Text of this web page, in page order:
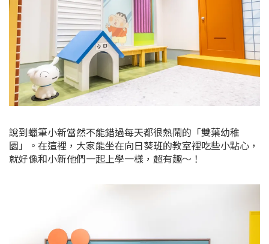
說到蠟筆小新當然不能錯過每天都很熱鬧的「雙葉幼稚
園」。在這裡，大家能坐在向日葵班的教室裡吃些小點心，
就好像和小新他們一起上學一樣，超有趣～！